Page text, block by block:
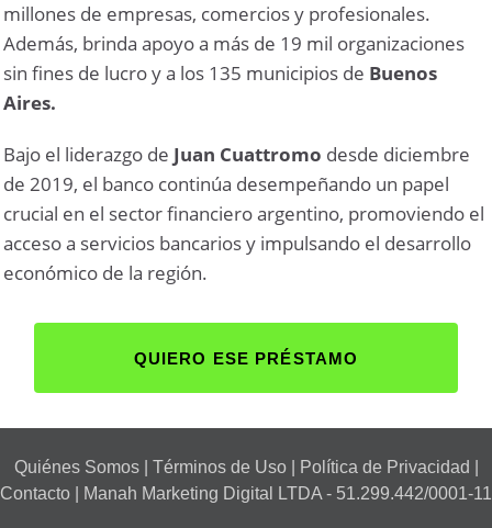
millones de empresas, comercios y profesionales.
Además, brinda apoyo a más de 19 mil organizaciones
sin fines de lucro y a los 135 municipios de Buenos
Aires.
Bajo el liderazgo de Juan Cuattromo desde diciembre
de 2019, el banco continúa desempeñando un papel
crucial en el sector financiero argentino, promoviendo el
acceso a servicios bancarios y impulsando el desarrollo
económico de la región.
QUIERO ESE PRÉSTAMO
Quiénes Somos| Términos de Uso| Política de Privacidad
Contacto | Manah Marketing Digital LTDA - 51.299.442/0001-11